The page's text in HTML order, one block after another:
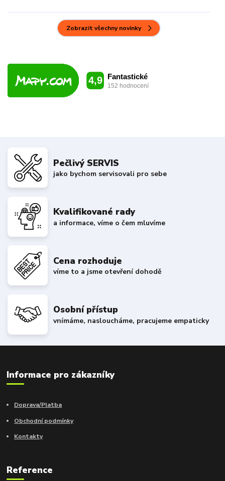
Zobrazit všechny novinky
Pečlivý SERVIS
jako bychom servisovali pro sebe
Kvalifikované rady
a informace, víme o čem mluvíme
Cena rozhoduje
víme to a jsme otevření dohodě
Osobní přístup
vnímáme, nasloucháme, pracujeme empaticky
Informace pro zákazníky
Doprava/Platba
Obchodní podmínky
Kontakty
Reference